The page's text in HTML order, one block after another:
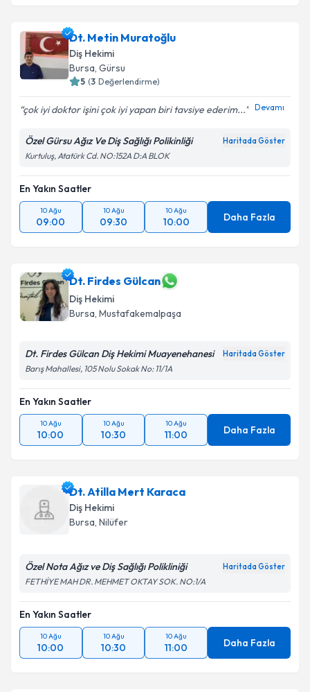
Dt. Metin Muratoğlu
Diş Hekimi
Bursa, Gürsu
5 (3 Değerlendirme)
çok iyi doktor işini çok iyi yapan biri tavsiye ederim... Devamı
Özel Gürsu Ağız Ve Diş Sağlığı Polikinliği Haritada Göster
Kurtuluş, Atatürk Cd. NO:152A D:A BLOK
En Yakın Saatler
10 Ağu
09:00
10 Ağu
09:30
10 Ağu
10:00 Daha Fazla
Dt. Firdes Gülcan
Diş Hekimi
Bursa, Mustafakemalpaşa
Dt. Firdes Gülcan Diş Hekimi Muayenehanesi Haritada Göster
Barış Mahallesi, 105 Nolu Sokak No: 11/1A
En Yakın Saatler
10 Ağu
10:00
10 Ağu
10:30
10 Ağu
11:00 Daha Fazla
Dt. Atilla Mert Karaca
Diş Hekimi
Bursa, Nilüfer
Özel Nota Ağız ve Diş Sağlığı Polikliniği Haritada Göster
FETHİYE MAH DR. MEHMET OKTAY SOK. NO:1/A
En Yakın Saatler
10 Ağu
10:00
10 Ağu
10:30
10 Ağu
11:00 Daha Fazla